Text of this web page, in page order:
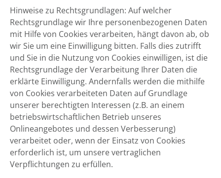
Hinweise zu Rechtsgrundlagen: Auf welcher
Rechtsgrundlage wir Ihre personenbezogenen Daten
mit Hilfe von Cookies verarbeiten, hängt davon ab, ob
wir Sie um eine Einwilligung bitten. Falls dies zutrifft
und Sie in die Nutzung von Cookies einwilligen, ist die
Rechtsgrundlage der Verarbeitung Ihrer Daten die
erklärte Einwilligung. Andernfalls werden die mithilfe
von Cookies verarbeiteten Daten auf Grundlage
unserer berechtigten Interessen (z.B. an einem
betriebswirtschaftlichen Betrieb unseres
Onlineangebotes und dessen Verbesserung)
verarbeitet oder, wenn der Einsatz von Cookies
erforderlich ist, um unsere vertraglichen
Verpflichtungen zu erfüllen.